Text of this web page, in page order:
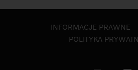
INFORMACJE PRAWNE
POLITYKA